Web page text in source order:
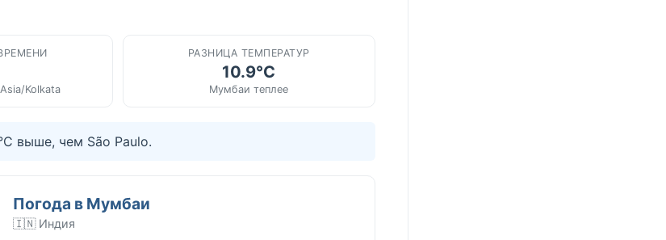
Kolkata
РАЗНИЦА ТЕМПЕРАТУР
10.9°C
Мумбаи теплее
выше, чем São Paulo.
Погода в Мумбаи
🇮🇳 Индия